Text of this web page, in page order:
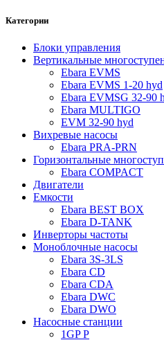
Категории
Блоки управления
Вертикальные
Ebara EVMS
Ebara EVMS 1-20 hyd
Ebara EVMSG 32-90
Ebara MULTIGO
EVM 32-90 hyd
Вихревые насосы
Ebara PRA-PRN
Горизонтальные
Ebara COMPACT
Двигатели
Емкости
Ebara BEST BOX
Ebara D-TANK
Инверторы частоты
Моноблочные насосы
Ebara 3S-3LS
Ebara CD
Ebara CDA
Ebara DWC
Ebara DWO
Насосные станции
1GP P